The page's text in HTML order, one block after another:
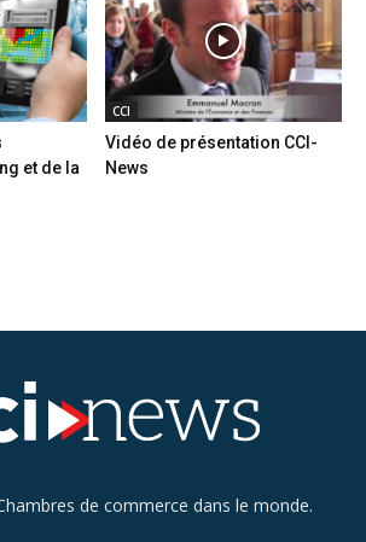
et de la
CCI
Vidéo de présentation CCI-
News
de commerce dans le monde.